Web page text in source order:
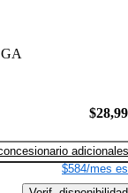
GA
adicionales
$584/mes